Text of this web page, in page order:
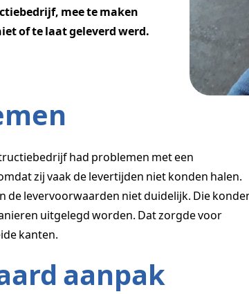
mee te maken
of te laat geleverd werd.
had problemen met een
zij vaak de levertijden niet konden halen.
de levervoorwaarden niet duidelijk. Die
uitgelegd worden. Dat zorgde voor
kanten.
aanpak